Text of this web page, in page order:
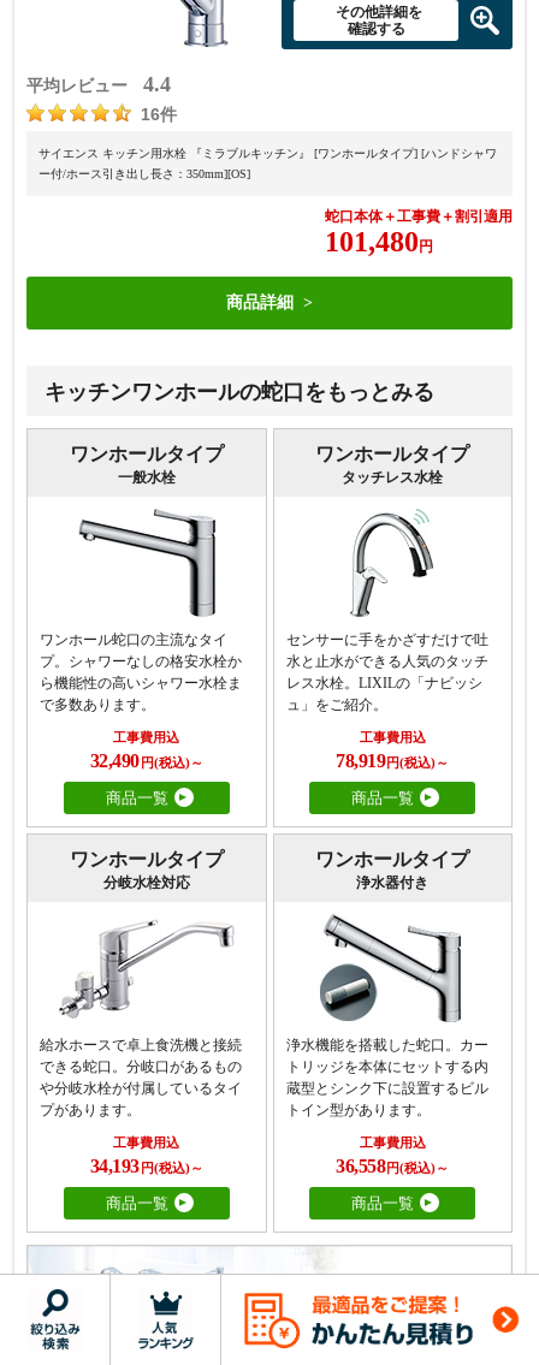
平均レビュー 4.4
16件
その他詳細を
確認する
サイエンス キッチン用水栓 『ミラブルキッチン』 [ワンホールタイプ] [ハンドシャワ
ー付/ホース引き出し長さ：350mm][OS]
蛇口本体＋工事費＋割引適用
101,480 円
商品詳細
キッチンワンホールの蛇口をもっとみる
ワンホールタイプ
一般水栓
ワンホール蛇口の主流なタイ
プ。シャワーなしの格安水栓か
ら機能性の高いシャワー水栓ま
で多数あります。
工事費用込
32,490円(税込)～
商品一覧
ワンホールタイプ
タッチレス水栓
センサーに手をかざすだけで吐
水と止水ができる人気のタッチ
レス水栓。LIXILの「ナビッシ
ュ」をご紹介。
工事費用込
78,919円(税込)～
商品一覧
ワンホールタイプ
分岐水栓対応
給水ホースで卓上食洗機と接続
できる蛇口。分岐口があるもの
や分岐水栓が付属しているタイ
プがあります。
工事費用込
34,193円(税込)～
商品一覧
ワンホールタイプ
浄水器付き
浄水機能を搭載した蛇口。カー
トリッジを本体にセットする内
蔵型とシンク下に設置するビル
トイン型があります。
工事費用込
36,558円(税込)～
商品一覧
キッチン水栓TOP